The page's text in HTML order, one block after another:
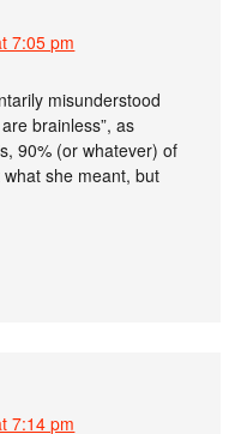
7:05 pm
misunderstood
brainless”, as
90% (or whatever) of
she meant, but
7:14 pm